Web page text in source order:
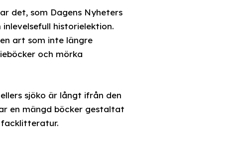
det, som Dagens Nyheters
historielektion.
art som inte längre
och mörka
sjöko är långt ifrån den
en mängd böcker gestaltat